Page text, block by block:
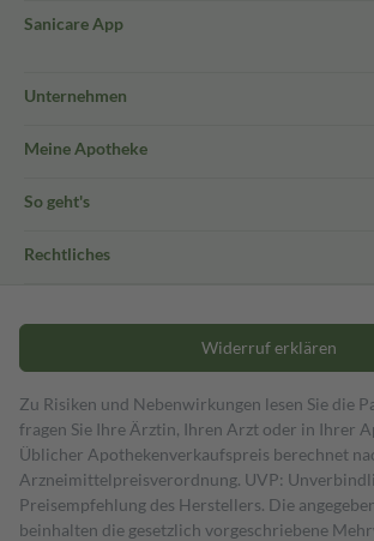
Sanicare App
Unternehmen
Meine Apotheke
So geht's
Rechtliches
Widerruf erklären
Zu Risiken und Nebenwirkungen lesen Sie die
fragen Sie Ihre Ärztin, Ihren Arzt oder in Ihrer
Üblicher Apothekenverkaufspreis berechnet
Arzneimittelpreisverordnung. UVP:
Preisempfehlung des Herstellers. Die
beinhalten die gesetzlich vorgeschriebene